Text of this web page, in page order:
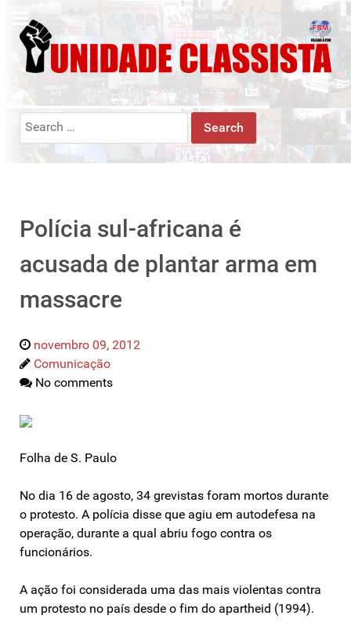
Search
Polícia sul-africana é
acusada de plantar arma em
massacre
novembro 09, 2012
Comunicação
No comments
Folha de S. Paulo
No dia 16 de agosto, 34 grevistas foram mortos durante
o protesto. A polícia disse que agiu em autodefesa na
operação, durante a qual abriu fogo contra os
funcionários.
A ação foi considerada uma das mais violentas contra
um protesto no país desde o fim do apartheid (1994).